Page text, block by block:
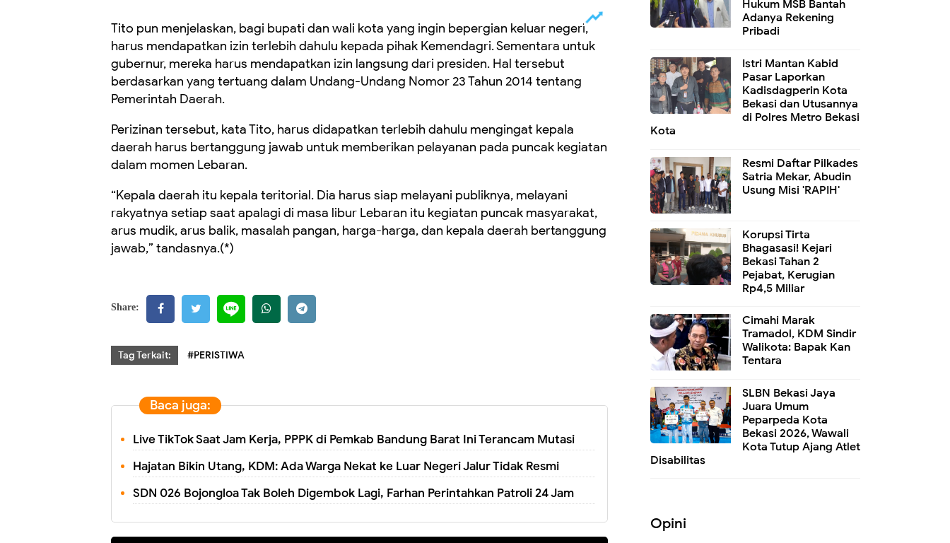
Tito pun menjelaskan, bagi bupati dan wali kota yang ingin bepergian keluar negeri,
harus mendapatkan izin terlebih dahulu kepada pihak Kemendagri. Sementara untuk
gubernur, mereka harus mendapatkan izin langsung dari presiden. Hal tersebut
berdasarkan yang tertuang dalam Undang-Undang Nomor 23 Tahun 2014 tentang
Pemerintah Daerah.
Perizinan tersebut, kata Tito, harus didapatkan terlebih dahulu mengingat kepala
daerah harus bertanggung jawab untuk memberikan pelayanan pada puncak kegiatan
dalam momen Lebaran.
“Kepala daerah itu kepala teritorial. Dia harus siap melayani publiknya, melayani
rakyatnya setiap saat apalagi di masa libur Lebaran itu kegiatan puncak masyarakat,
arus mudik, arus balik, masalah pangan, harga-harga, dan kepala daerah bertanggung
jawab,” tandasnya.(*)
Share:
Tag Terkait: #PERISTIWA
Baca juga:
Live TikTok Saat Jam Kerja, PPPK di Pemkab Bandung Barat Ini Terancam Mutasi
Hajatan Bikin Utang, KDM: Ada Warga Nekat ke Luar Negeri Jalur Tidak Resmi
SDN 026 Bojongloa Tak Boleh Digembok Lagi, Farhan Perintahkan Patroli 24 Jam
Hukum MSB Bantah
Adanya Rekening
Pribadi
Istri Mantan Kabid
Pasar Laporkan
Kadisdagperin Kota
Bekasi dan Utusannya
di Polres Metro Bekasi
Kota
Resmi Daftar Pilkades
Satria Mekar, Abudin
Usung Misi 'RAPIH'
Korupsi Tirta
Bhagasasi! Kejari
Bekasi Tahan 2
Pejabat, Kerugian
Rp4,5 Miliar
Cimahi Marak
Tramadol, KDM Sindir
Walikota: Bapak Kan
Tentara
SLBN Bekasi Jaya
Juara Umum
Peparpeda Kota
Bekasi 2026, Wawali
Kota Tutup Ajang Atlet
Disabilitas
Opini